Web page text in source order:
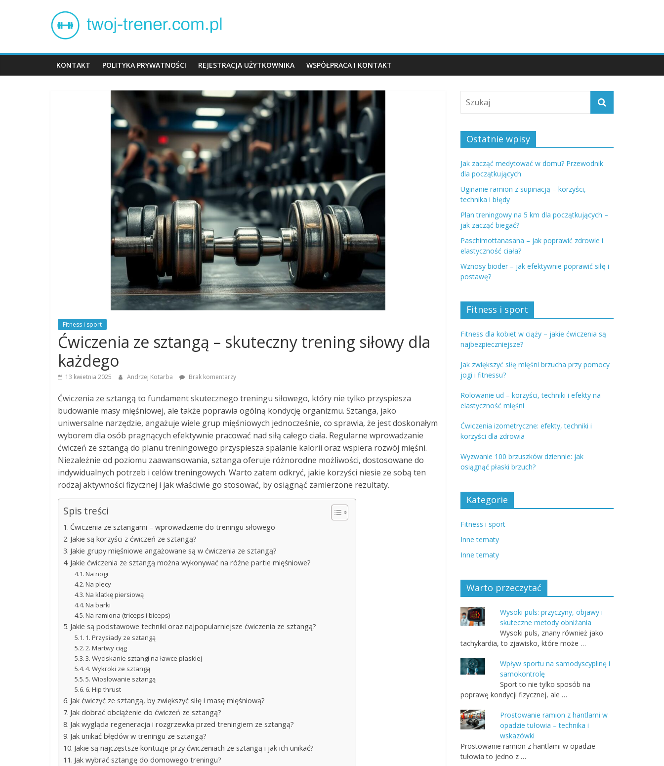
Twój
trener
KONTAKT POLITYKA PRYWATNOŚCI REJESTRACJA UŻYTKOWNIKA WSPÓŁPRACA I KONTAKT
Fitness i sport
Ćwiczenia ze sztangą – skuteczny trening siłowy dla
każdego
13 kwietnia 2025 Andrzej Kotarba Brak komentarzy
Ćwiczenia ze sztangą to fundament skutecznego treningu siłowego, który nie tylko przyspiesza
budowanie masy mięśniowej, ale także poprawia ogólną kondycję organizmu. Sztanga, jako
uniwersalne narzędzie, angażuje wiele grup mięśniowych jednocześnie, co sprawia, że jest doskonałym
wyborem dla osób pragnących efektywnie pracować nad siłą całego ciała. Regularne wprowadzanie
ćwiczeń ze sztangą do planu treningowego przyspiesza spalanie kalorii oraz wspiera rozwój mięśni.
Niezależnie od poziomu zaawansowania, sztanga oferuje różnorodne możliwości, dostosowane do
indywidualnych potrzeb i celów treningowych. Warto zatem odkryć, jakie korzyści niesie ze sobą ten
rodzaj aktywności fizycznej i jak właściwie go stosować, by osiągnąć zamierzone rezultaty.
Spis treści
Ćwiczenia ze sztangami – wprowadzenie do treningu siłowego
Jakie są korzyści z ćwiczeń ze sztangą?
Jakie grupy mięśniowe angażowane są w ćwiczenia ze sztangą?
Jakie ćwiczenia ze sztangą można wykonywać na różne partie mięśniowe?
Na nogi
Na plecy
Na klatkę piersiową
Na barki
Na ramiona (triceps i biceps)
Jakie są podstawowe techniki oraz najpopularniejsze ćwiczenia ze sztangą?
1. Przysiady ze sztangą
2. Martwy ciąg
3. Wyciskanie sztangi na ławce płaskiej
4. Wykroki ze sztangą
5. Wiosłowanie sztangą
6. Hip thrust
Jak ćwiczyć ze sztangą, by zwiększyć siłę i masę mięśniową?
Jak dobrać obciążenie do ćwiczeń ze sztangą?
Jak wygląda regeneracja i rozgrzewka przed treningiem ze sztangą?
Jak unikać błędów w treningu ze sztangą?
Jakie są najczęstsze kontuzje przy ćwiczeniach ze sztangą i jak ich unikać?
Jak wybrać sztangę do domowego treningu?
Ostatnie wpisy
Jak zacząć medytować w domu? Przewodnik
dla początkujących
Uginanie ramion z supinacją – korzyści,
technika i błędy
Plan treningowy na 5 km dla początkujących –
jak zacząć biegać?
Paschimottanasana – jak poprawić zdrowie i
elastyczność ciała?
Wznosy bioder – jak efektywnie poprawić siłę i
postawę?
Fitness i sport
Fitness dla kobiet w ciąży – jakie ćwiczenia są
najbezpieczniejsze?
Jak zwiększyć siłę mięśni brzucha przy pomocy
jogi i fitnessu?
Rolowanie ud – korzyści, techniki i efekty na
elastyczność mięśni
Ćwiczenia izometryczne: efekty, techniki i
korzyści dla zdrowia
Wyzwanie 100 brzuszków dziennie: jak
osiągnąć płaski brzuch?
Kategorie
Fitness i sport
Inne tematy
Inne tematy
Warto przeczytać
Wysoki puls: przyczyny, objawy i
skuteczne metody obniżania
Wysoki puls, znany również jako
tachykardia, to zjawisko, które może …
Wpływ sportu na samodyscyplinę i
samokontrolę
Sport to nie tylko sposób na
poprawę kondycji fizycznej, ale …
Prostowanie ramion z hantlami w
opadzie tułowia – technika i
wskazówki
Prostowanie ramion z hantlami w opadzie
tułowia to jedno z …